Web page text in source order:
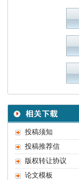
投稿须知
投稿推荐信
版权转让协议
论文模板